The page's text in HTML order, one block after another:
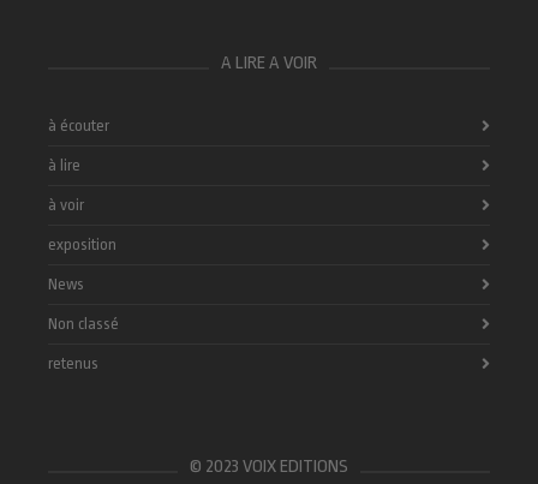
A LIRE A VOIR
à écouter
à lire
à voir
exposition
News
Non classé
retenus
© 2023 VOIX EDITIONS